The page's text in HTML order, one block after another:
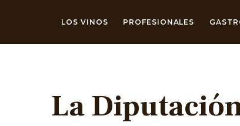
LOS VINOS PROFESIONALES
La